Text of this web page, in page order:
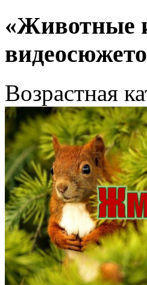
«Животные
Возрастная